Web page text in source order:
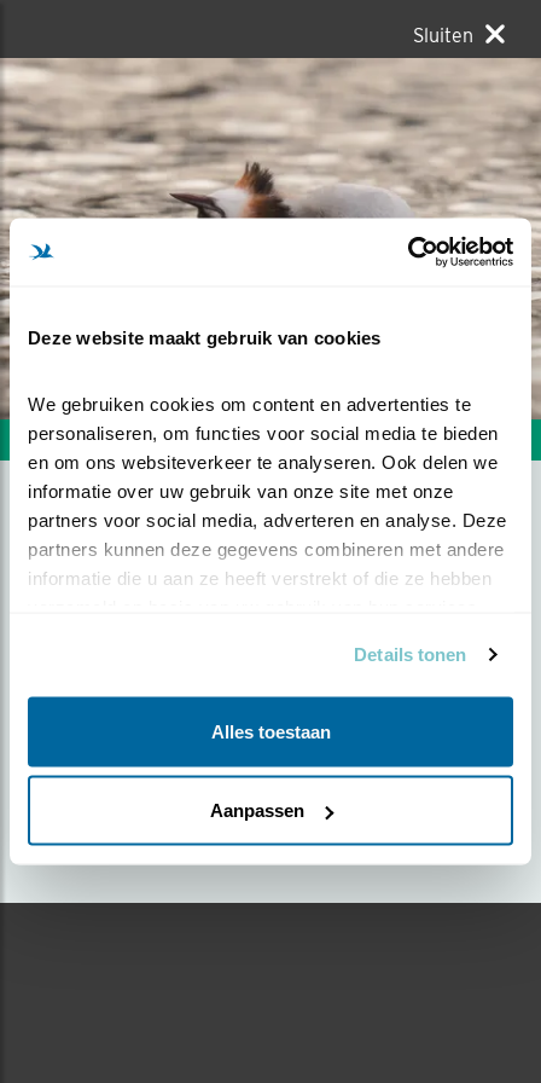
Deze website maakt gebruik van cookies
We gebruiken cookies om content en advertenties te
personaliseren, om functies voor social media te bieden
en om ons websiteverkeer te analyseren. Ook delen we
informatie over uw gebruik van onze site met onze
partners voor social media, adverteren en analyse. Deze
partners kunnen deze gegevens combineren met andere
informatie die u aan ze heeft verstrekt of die ze hebben
Details tonen
Alles toestaan
Aanpassen
Sluiten
Volgende foto Vorige foto
FUUT
Foto genomen in: Uitgeestermeer